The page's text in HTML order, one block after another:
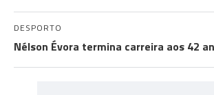
DESPORTO
Nélson Évora termina carreira aos 42